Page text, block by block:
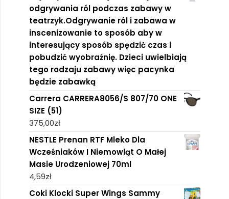
odgrywania ról podczas zabawy w
teatrzyk.Odgrywanie ról i zabawa w
inscenizowanie to sposób aby w
interesujący sposób spędzić czas i
pobudzić wyobraźnię. Dzieci uwielbiają
tego rodzaju zabawy więc pacynka
będzie zabawką
Carrera CARRERA8056/S 807/70 ONE
SIZE (51)
375,00zł
NESTLE Prenan RTF Mleko Dla
Wcześniaków I Niemowląt O Małej
Masie Urodzeniowej 70ml
4,59zł
Coki Klocki Super Wings Sammy